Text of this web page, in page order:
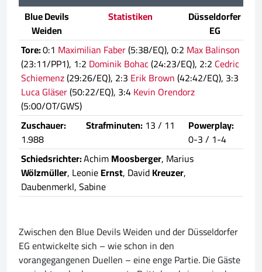
Blue Devils
Weiden
Statistiken
Düsseldorfer
EG
Tore:0:1 Maximilian Faber(5:38/EQ), 0:2 Max Balinson
(23:11/PP1), 1:2 Dominik Bohac(24:23/EQ), 2:2 Cedric
Schiemenz(29:26/EQ), 2:3 Erik Brown(42:42/EQ), 3:3
Luca Gläser(50:22/EQ), 3:4Kevin Orendorz
(5:00/OT/GWS)
Zuschauer:
1.988
Strafminuten: 13 / 11
Powerplay:
0-3 / 1-4
Schiedsrichter:AchimMoosberger, Marius
Wölzmüller, LeonieErnst, DavidKreuzer,
Daubenmerkl, Sabine
Zwischen den Blue Devils Weiden und der Düsseldorfer
EG entwickelte sich – wie schon in den
vorangegangenen Duellen – eine enge Partie. Die Gäste